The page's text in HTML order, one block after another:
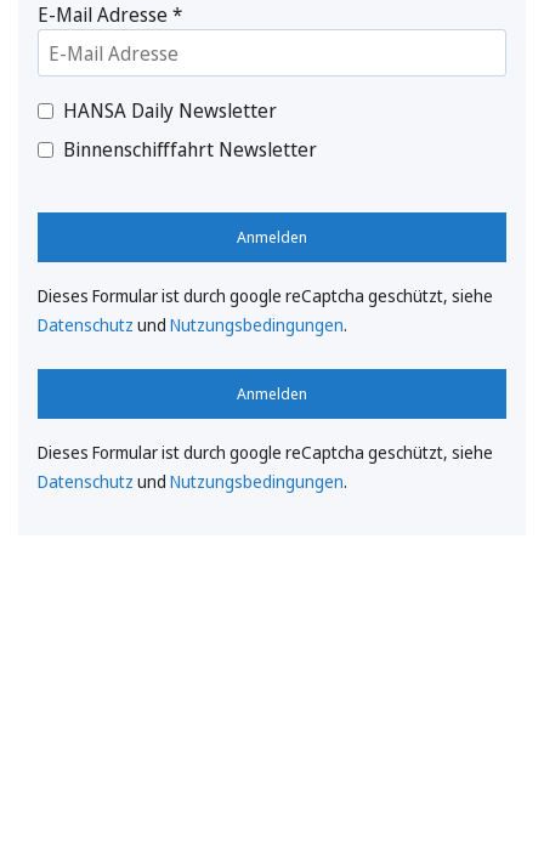
E-Mail Adresse*
HANSA Daily Newsletter
Binnenschifffahrt Newsletter
Anmelden
Dieses Formular ist durch google reCaptcha geschützt, siehe
Datenschutz und Nutzungsbedingungen.
Anmelden
Dieses Formular ist durch google reCaptcha geschützt, siehe
Datenschutz und Nutzungsbedingungen.